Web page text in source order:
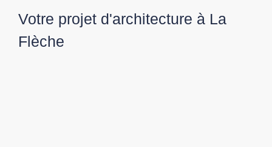
Votre projet d'architecture à La
Flèche